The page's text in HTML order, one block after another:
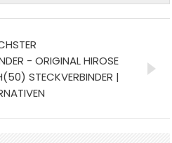
- ORIGINAL HIROSE
STECKVERBINDER |